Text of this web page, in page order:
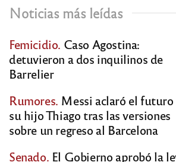
Noticias más leídas
Femicidio. Caso Agostina:
detuvieron a dos inquilinos de
Barrelier
Rumores. Messi aclaró el futuro
su hijo Thiago tras las versiones
sobre un regreso al Barcelona
Senado. El Gobierno aprobó la